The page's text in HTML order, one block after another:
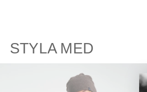
STYLA MED